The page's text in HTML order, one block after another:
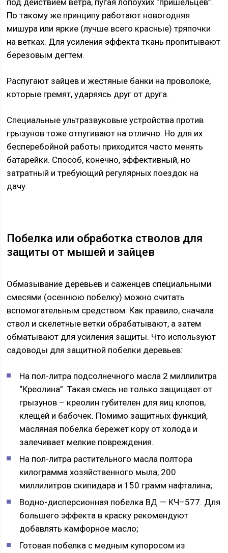
под действием ветра, пугая лопоухих “пришельцев”.
По такому же принципу работают новогодняя
мишура или яркие (лучше всего красные) тряпочки
на ветках. Для усиления эффекта ткань пропитывают
березовым дегтем.
Распугают зайцев и жестяные банки на проволоке,
которые гремят, ударяясь друг от друга.
Специальные ультразвуковые устройства против
грызунов тоже отпугивают на отлично. Но для их
бесперебойной работы приходится часто менять
батарейки. Способ, конечно, эффективный, но
затратный и требующий регулярных поездок на
дачу.
Побелка или обработка стволов для
защиты от мышей и зайцев
Обмазывание деревьев и саженцев специальными
смесями (осеннюю побелку) можно считать
вспомогательным средством. Как правило, сначала
ствол и скелетные ветки обрабатывают, а затем
обматывают для усиления защиты. Что используют
садоводы для защитной побелки деревьев:
На пол-литра подсолнечного масла 2 миллилитра
“Креолина”. Такая смесь не только защищает от
грызунов – креолин губителен для яиц клопов,
клещей и бабочек. Помимо защитных функций,
масляная побелка бережет кору от холода и
залечивает мелкие повреждения.
На пол-литра растительного масла полтора
килограмма хозяйственного мыла, 200
миллилитров скипидара и 150 грамм нафталина;
Водно-дисперсионная побелка ВД — КЧ–577. Для
большего эффекта в краску рекомендуют
добавлять камфорное масло;
Готовая побелка с медным купоросом из